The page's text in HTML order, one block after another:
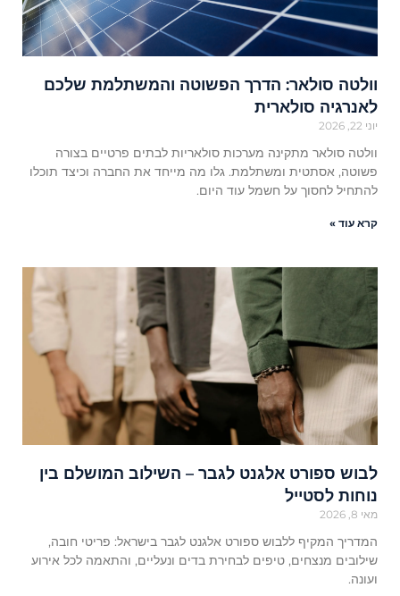
וולטה סולאר: הדרך הפשוטה והמשתלמת שלכם
לאנרגיה סולארית
יוני 22, 2026
וולטה סולאר מתקינה מערכות סולאריות לבתים פרטיים בצורה
פשוטה, אסתטית ומשתלמת. גלו מה מייחד את החברה וכיצד תוכלו
להתחיל לחסוך על חשמל עוד היום.
קרא עוד »
לבוש ספורט אלגנט לגבר – השילוב המושלם בין
נוחות לסטייל
מאי 8, 2026
המדריך המקיף ללבוש ספורט אלגנט לגבר בישראל: פריטי חובה,
שילובים מנצחים, טיפים לבחירת בדים ונעליים, והתאמה לכל אירוע
ועונה.